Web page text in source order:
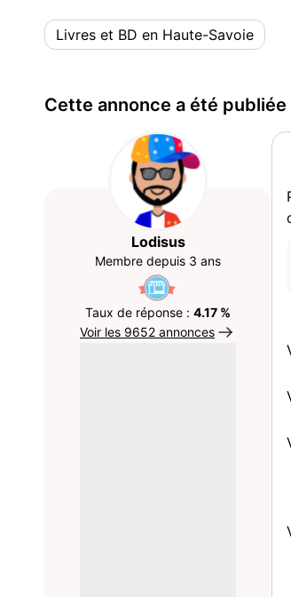
Livres et BD en Haute-Savoie
Cette annonce a été publiée
Lodisus
Membre depuis 3 ans
Taux de réponse : 4.17 %
Voir les 9652 annonces